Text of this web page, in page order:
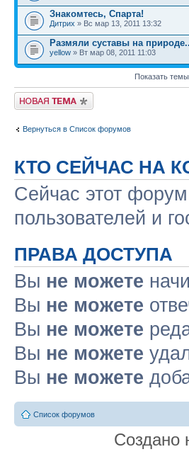
Знакомтесь, Спарта!
Дитрих » Вс мар 13, 2011 13:32
Размяли суставы на природе..
yellow » Вт мар 08, 2011 11:03
Показать
Новая тема
Вернуться в Список форумов
КТО СЕЙЧАС НА
Сейчас этот
пользователей и
ПРАВА ДОСТУПА
Вы не можете
Вы не можете
Вы не можете
Вы не можете
Вы не можете
Список форумов
Создано